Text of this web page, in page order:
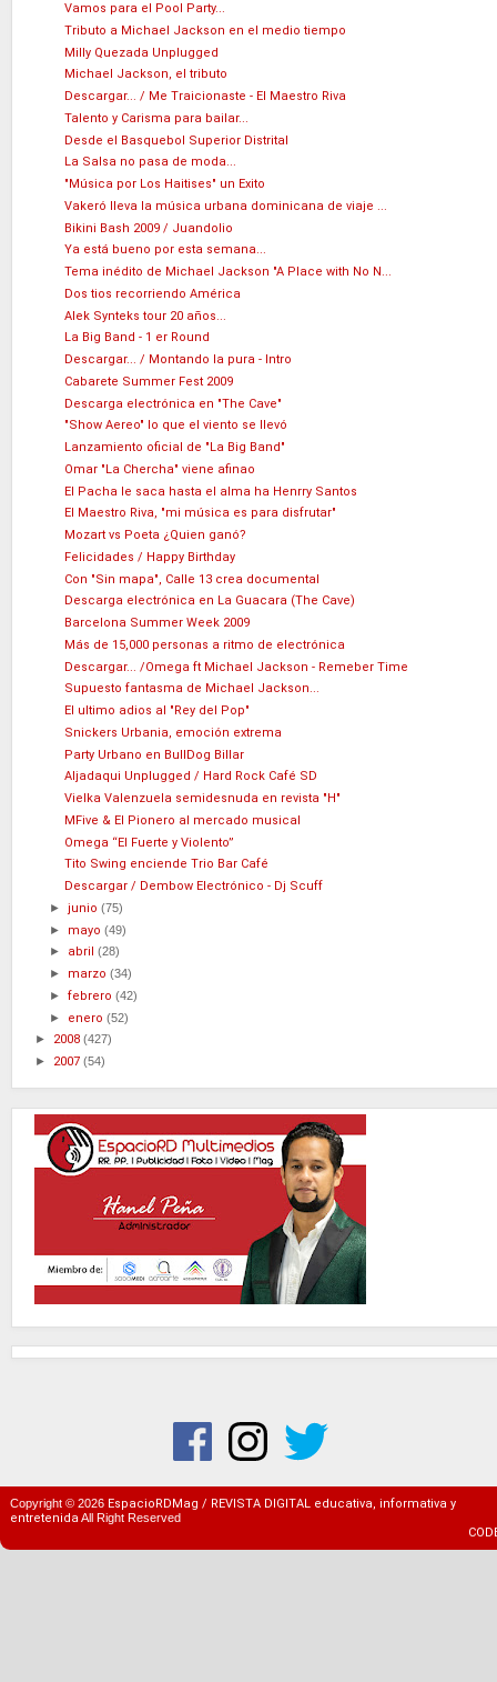
Vamos para el Pool Party...
Tributo a Michael Jackson en el medio tiempo
Milly Quezada Unplugged
Michael Jackson, el tributo
Descargar... / Me Traicionaste - El Maestro Riva
Talento y Carisma para bailar...
Desde el Basquebol Superior Distrital
La Salsa no pasa de moda...
"Música por Los Haitises" un Exito
Vakeró lleva la música urbana dominicana de viaje ...
Bikini Bash 2009 / Juandolio
Ya está bueno por esta semana...
Tema inédito de Michael Jackson "A Place with No N...
Dos tios recorriendo América
Alek Synteks tour 20 años...
La Big Band - 1 er Round
Descargar... / Montando la pura - Intro
Cabarete Summer Fest 2009
Descarga electrónica en "The Cave"
"Show Aereo" lo que el viento se llevó
Lanzamiento oficial de "La Big Band"
Omar "La Chercha" viene afinao
El Pacha le saca hasta el alma ha Henrry Santos
El Maestro Riva, "mi música es para disfrutar"
Mozart vs Poeta ¿Quien ganó?
Felicidades / Happy Birthday
Con "Sin mapa", Calle 13 crea documental
Descarga electrónica en La Guacara (The Cave)
Barcelona Summer Week 2009
Más de 15,000 personas a ritmo de electrónica
Descargar... /Omega ft Michael Jackson - Remeber Time
Supuesto fantasma de Michael Jackson...
El ultimo adios al "Rey del Pop"
Snickers Urbania, emoción extrema
Party Urbano en BullDog Billar
Aljadaqui Unplugged / Hard Rock Café SD
Vielka Valenzuela semidesnuda en revista "H"
MFive & El Pionero al mercado musical
Omega “El Fuerte y Violento”
Tito Swing enciende Trio Bar Café
Descargar / Dembow Electrónico - Dj Scuff
►junio(75)
► mayo(49)
► abril(28)
► marzo(34)
►febrero(42)
► enero(52)
► 2008 (427)
► 2007 (54)
Copyright © 2026 EspacioRDMag / REVISTA DIGITAL educativa, informativa y
entretenidaAll Right Reserved